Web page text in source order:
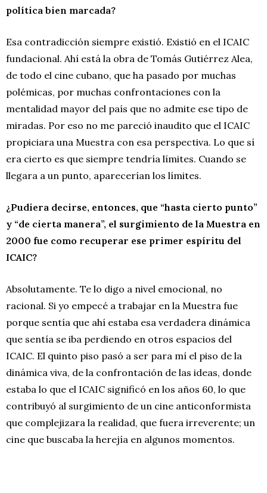
política bien marcada?
Esa contradicción siempre existió. Existió en el ICAIC
fundacional. Ahí está la obra de Tomás Gutiérrez Alea,
de todo el cine cubano, que ha pasado por muchas
polémicas, por muchas confrontaciones con la
mentalidad mayor del país que no admite ese tipo de
miradas. Por eso no me pareció inaudito que el ICAIC
propiciara una Muestra con esa perspectiva. Lo que sí
era cierto es que siempre tendría límites. Cuando se
llegara a un punto, aparecerían los límites.
¿Pudiera decirse, entonces, que “hasta cierto punto”
y “de cierta manera”, el surgimiento de la Muestra en
2000 fue como recuperar ese primer espíritu del
ICAIC?
Absolutamente. Te lo digo a nivel emocional, no
racional. Si yo empecé a trabajar en la Muestra fue
porque sentía que ahí estaba esa verdadera dinámica
que sentía se iba perdiendo en otros espacios del
ICAIC. El quinto piso pasó a ser para mí el piso de la
dinámica viva, de la confrontación de las ideas, donde
estaba lo que el ICAIC significó en los años 60, lo que
contribuyó al surgimiento de un cine anticonformista
que complejizara la realidad, que fuera irreverente; un
cine que buscaba la herejía en algunos momentos.